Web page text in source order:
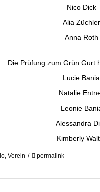
Nico Dick
Alia Züchler
Anna Roth
Die Prüfung zum Grün Gurt
Lucie Bania
Natalie
Leonie
Alessandra
Kimberly
, Verein permalink